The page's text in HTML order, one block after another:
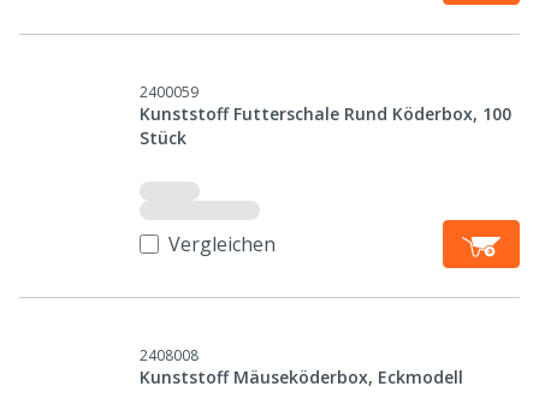
2400059
Kunststoff Futterschale Rund Köderbox, 100
Stück
Vergleichen
2408008
Kunststoff Mäuseköderbox, Eckmodell